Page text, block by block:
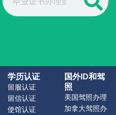
学历认证
留服认证
留信认证
使馆认证
国外ID和驾
照
美国驾照办理
加拿大驾照办